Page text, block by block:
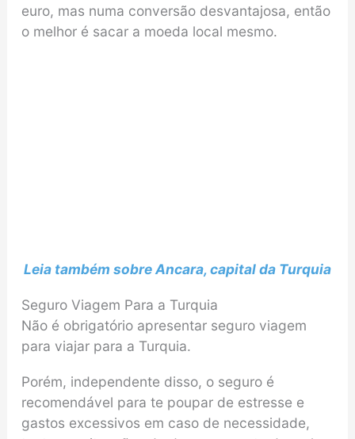
euro, mas numa conversão desvantajosa, então
o melhor é sacar a moeda local mesmo.
Leia também sobre Ancara, capital da Turquia
Seguro Viagem Para a Turquia
Não é obrigatório apresentar seguro viagem
para viajar para a Turquia.
Porém, independente disso, o seguro é
recomendável para te poupar de estresse e
gastos excessivos em caso de necessidade,